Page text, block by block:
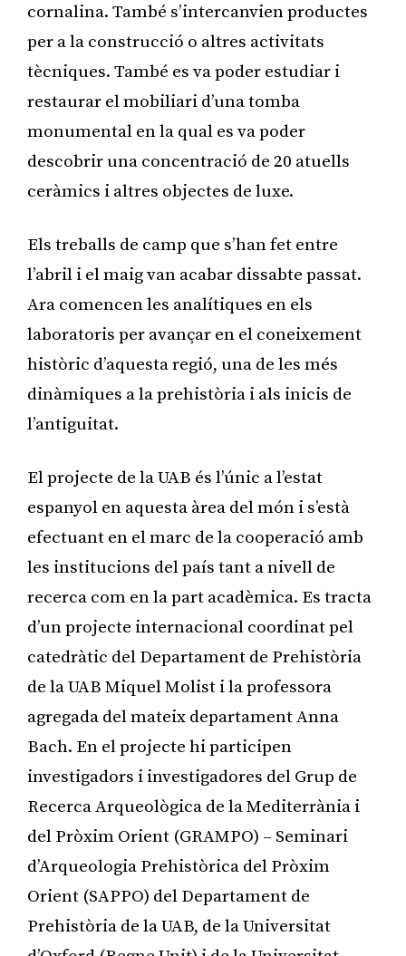
cornalina. També s’intercanvien productes
per a la construcció o altres activitats
tècniques. També es va poder estudiar i
restaurar el mobiliari d’una tomba
monumental en la qual es va poder
descobrir una concentració de 20 atuells
ceràmics i altres objectes de luxe.
Els treballs de camp que s’han fet entre
l’abril i el maig van acabar dissabte passat.
Ara comencen les analítiques en els
laboratoris per avançar en el coneixement
històric d’aquesta regió, una de les més
dinàmiques a la prehistòria i als inicis de
l’antiguitat.
El projecte de la UAB és l’únic a l’estat
espanyol en aquesta àrea del món i s’està
efectuant en el marc de la cooperació amb
les institucions del país tant a nivell de
recerca com en la part acadèmica. Es tracta
d’un projecte internacional coordinat pel
catedràtic del Departament de Prehistòria
de la UAB Miquel Molist i la professora
agregada del mateix departament Anna
Bach. En el projecte hi participen
investigadors i investigadores del Grup de
Recerca Arqueològica de la Mediterrània i
del Pròxim Orient (GRAMPO) – Seminari
d’Arqueologia Prehistòrica del Pròxim
Orient (SAPPO) del Departament de
Prehistòria de la UAB, de la Universitat